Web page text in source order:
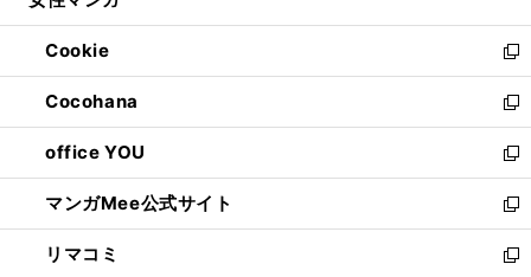
開
く
ウ
で
開
く
ン
ド
ウ
で
開
く
ウ
ィ
ン
ド
ウ
で
開
く
Cookie
新
し
い
ウ
ィ
ン
ド
ウ
で
Cocohana
新
し
い
ウ
ィ
ン
ド
office YOU
新
し
い
ウ
ィ
マンガMee公式サイト
新
し
い
リマコミ
新